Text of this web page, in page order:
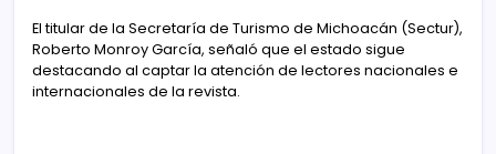
El titular de la Secretaría de Turismo de Michoacán (Sectur),
Roberto Monroy García, señaló que el estado sigue
destacando al captar la atención de lectores nacionales e
internacionales de la revista.